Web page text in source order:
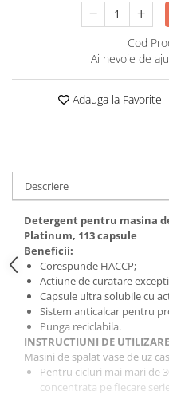
Cod
Ai nevoie de
Adauga la Favorite
Descriere
Detergent pentru masina
Platinum, 113 capsule
Beneficii:
Corespunde HACCP;
Actiune de curatare
Capsule ultra solubile cu
Sistem anticalcar pentru
Punga reciclabila.
INSTRUCTIUNI DE
Masini de spalat vase de uz
Pentru cicluri mai mari de
concentrata pe fiecare